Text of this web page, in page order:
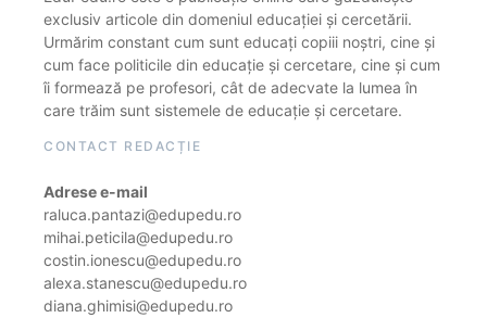
exclusiv articole din domeniul educației și cercetării.
Urmărim constant cum sunt educați copiii noștri, cine și
cum face politicile din educație și cercetare, cine și cum
îi formează pe profesori, cât de adecvate la lumea în
care trăim sunt sistemele de educație și cercetare.
CONTACT REDACȚIE
Adrese e-mail
raluca.pantazi@edupedu.ro
mihai.peticila@edupedu.ro
costin.ionescu@edupedu.ro
alexa.stanescu@edupedu.ro
diana.ghimisi@edupedu.ro